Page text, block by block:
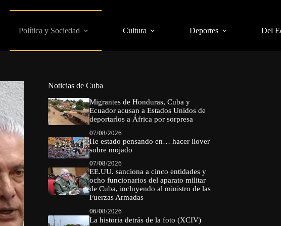
Política y Sociedad Cultura Deportes Del
Noticias de Cuba
Migrantes de Honduras, Cuba y
Ecuador acusan a Estados Unidos de
deportarlos a África por sorpresa
07/08/2026
He estado pensando en… hacer llover
sobre mojado
07/08/2026
EE.UU. sanciona a cinco entidades y
ocho funcionarios del aparato militar
de Cuba, incluyendo al ministro de las
Fuerzas Armadas
06/08/2026
La historia detrás de la foto (XCIV)